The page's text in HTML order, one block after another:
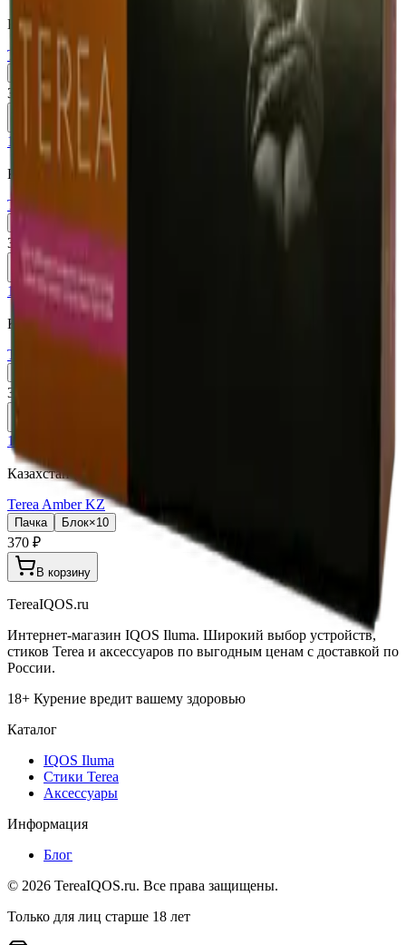
Казахстан (KZ)
Terea Silver KZ
Блок×10
370 ₽
В корзину
18+ Мне исполнилось 18 лет
Казахстан (KZ)
Terea Zing Wave KZ
370 ₽
В корзину
18+ Мне исполнилось 18 лет
Казахстан (KZ)
Terea Turquoise KZ
370 ₽
18+
Казахстан (KZ)
Terea Amber KZ
Пачка Блок×10
370 ₽
В корзину
TereaIQOS.ru
Интернет-магазин IQOS Iluma. Широкий выбор устройств,
стиков Terea и аксессуаров по выгодным ценам с доставкой по
России.
18+ Курение вредит вашему здоровью
Каталог
IQOS Iluma
Стики Terea
Аксессуары
Информация
Блог
© 2026 TereaIQOS.ru. Все права защищены.
Только для лиц старше 18 лет